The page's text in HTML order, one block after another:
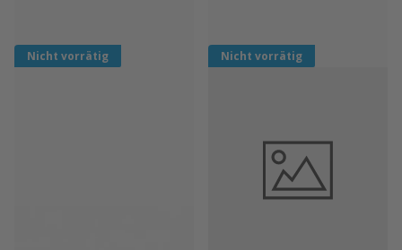
Nicht vorrätig Nicht vorrätig